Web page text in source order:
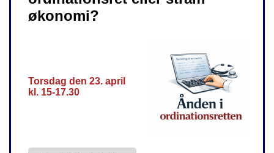
økonomi?
Torsdag den 23. april
kl. 15-17.30